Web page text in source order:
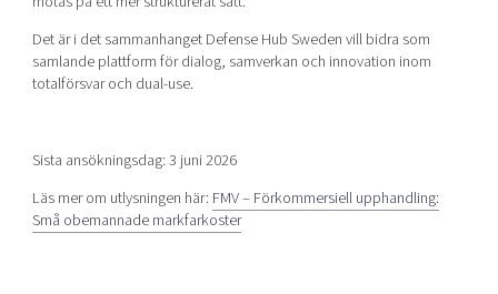
Det är i det sammanhanget Defense Hub Sweden vill bidra som
samlande plattform för dialog, samverkan och innovation inom
totalförsvar och dual-use.
Sista ansökningsdag: 3 juni 2026
Läs mer om utlysningen här: FMV – Förkommersiell upphandling:
Små obemannade markfarkoster